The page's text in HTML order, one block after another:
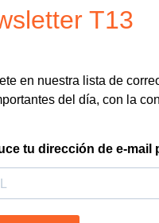
T13
en nuestra lista de
del día, con la
tu dirección de e-mail